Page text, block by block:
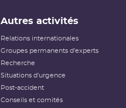
Autres activités
Relations internationales
Groupes permanents d'experts
Recherche
Situations d'urgence
Post-accident
Conseils et comités